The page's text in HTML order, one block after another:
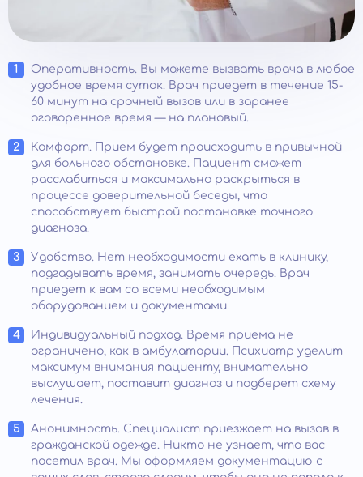
Оперативность. Вы можете вызвать врача в любое
удобное время суток. Врач приедет в течение 15-
60 минут на срочный вызов или в заранее
оговоренное время — на плановый.
Комфорт. Прием будет происходить в привычной
для больного обстановке. Пациент сможет
расслабиться и максимально раскрыться в
процессе доверительной беседы, что
способствует быстрой постановке точного
диагноза.
Удобство. Нет необходимости ехать в клинику,
подгадывать время, занимать очередь. Врач
приедет к вам со всеми необходимым
оборудованием и документами.
Индивидуальный подход. Время приема не
ограничено, как в амбулатории. Психиатр уделит
максимум внимания пациенту, внимательно
выслушает, поставит диагноз и подберет схему
лечения.
Анонимность. Специалист приезжает на вызов в
гражданской одежде. Никто не узнает, что вас
посетил врач. Мы оформляем документацию с